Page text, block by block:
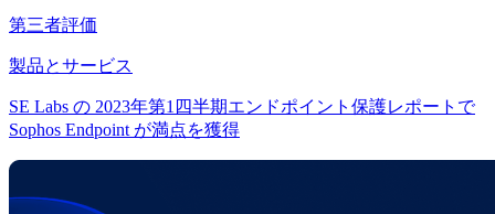
第三者評価
製品とサービス
SE Labs の 2023年第1四半期エンドポイント保護レポートで
Sophos Endpoint が満点を獲得